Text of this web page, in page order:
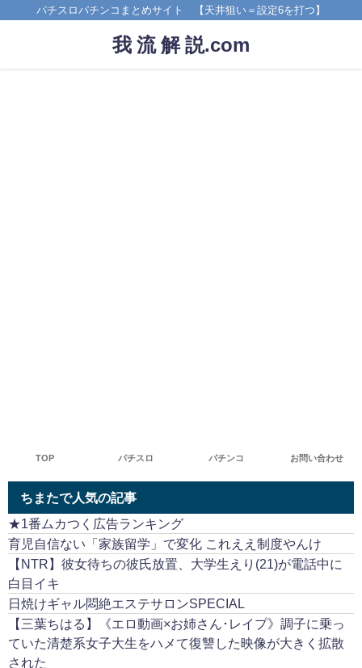
パチスロパチンコまとめサイト 【天井狙い＝設定6を打つ】
我 流 解 説.com
TOP パチスロ パチンコ お問い合わせ
ちまたで人気の記事
★1番ムカつく広告ランキング
育児自信ない「家族留学」で変化 これええ制度やんけ
【NTR】彼女待ちの彼氏放置、大学生えり(21)が電話中に
白目イキ
日焼けギャル悶絶エステサロンSPECIAL
【三葉ちはる】《エロ動画×お姉さん･レイプ》調子に乗っ
ていた清楚系女子大生をハメて復讐した映像が大きく拡散
された